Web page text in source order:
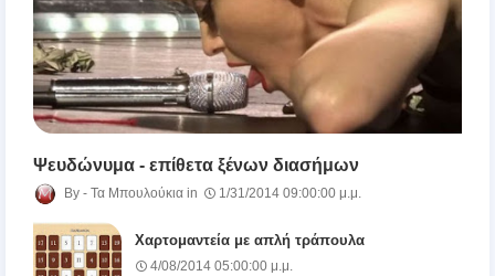
Ψευδώνυμα - επίθετα ξένων διασήμων
Τα Μπουλούκια 1/31/2014 09:00:00 μ.μ.
Χαρτομαντεία με απλή τράπουλα
4/08/2014 05:00:00 μ.μ.